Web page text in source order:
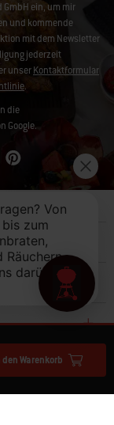
den Warenkorb
ein, um mir
und kommende
mit dem Newsletter
jederzeit
unserKontaktformular
.
die
Google.